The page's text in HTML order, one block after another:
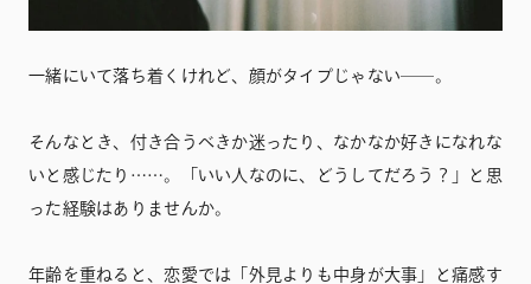
一緒にいて落ち着くけれど、顔がタイプじゃない──。
そんなとき、付き合うべきか迷ったり、なかなか好きになれな
いと感じたり……。「いい人なのに、どうしてだろう？」と思
った経験はありませんか。
年齢を重ねると、恋愛では「外見よりも中身が大事」と痛感す